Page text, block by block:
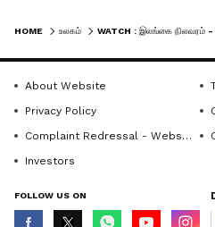
HOME உலகம்
About Website
Privacy Policy
Complaint Redressal - Website
Investors
FOLLOW US ON